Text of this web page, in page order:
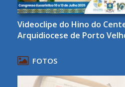
Videoclipe do Hino do
Arquidiocese de Porto
FOTOS